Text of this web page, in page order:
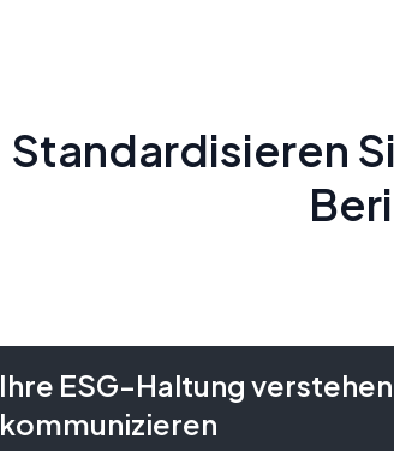
Standardisieren
Ihre ESG-Haltung
kommunizieren